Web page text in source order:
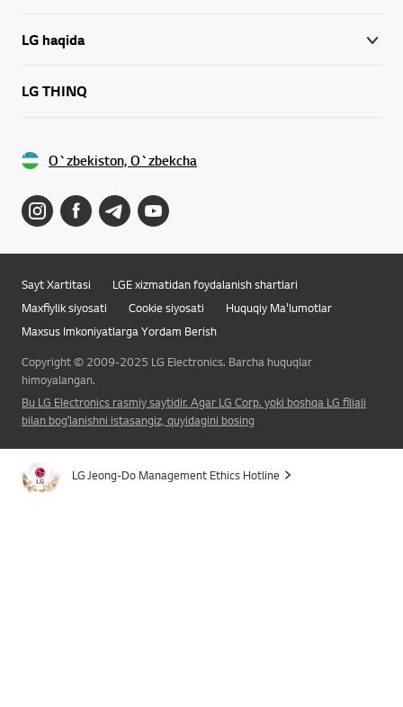
LG haqida
LG THINQ
O`zbekiston, O`zbekcha
Sayt Xartitasi
LGE xizmatidan foydalanish shartlari
Maxfiylik siyosati
Cookie siyosati
Huquqiy Ma'lumotlar
Maxsus Imkoniyatlarga Yordam Berish
Copyright © 2009-2025 LG Electronics. Barcha huquqlar
himoyalangan.
Bu LG Electronics rasmiy saytidir. Agar LG Corp. yoki boshqa LG filiali
bilan bogʻlanishni istasangiz, quyidagini bosing
LG Jeong-Do Management Ethics Hotline